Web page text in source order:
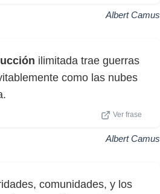
Albert Camus
ilimitada trae guerras
como las nubes
Ver frase
Albert Camus
comunidades, y los